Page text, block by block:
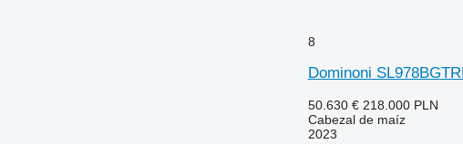
8
Dominoni
50.630 € 218.000 PLN
Cabezal de maíz
2023